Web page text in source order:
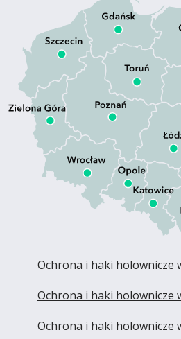
Ochrona i haki holownicze
Ochrona i haki holownicze
Ochrona i haki holownicze